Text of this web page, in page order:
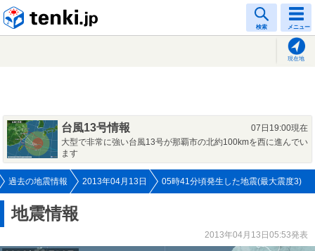
検索 メニュー
現在地
台風13号情報
07日19:00現在
大型で非常に強い台風13号が那覇市の北約100kmを西に進んでい
ます
過去の地震情報 2013年04月13日 05時41分頃発生した地震(最大震度3)
地震情報
2013年04月13日05:53発表